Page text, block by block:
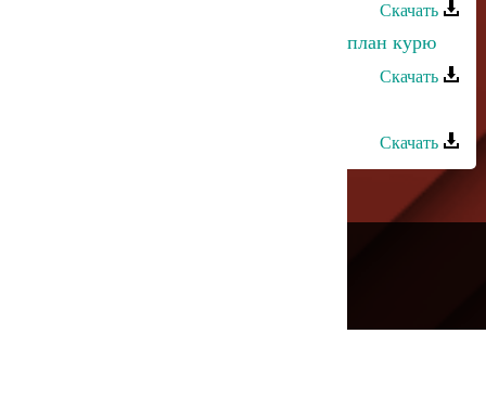
Скачать
Загир Магомедов - Я водку пью, я план курю
Скачать
Скачать